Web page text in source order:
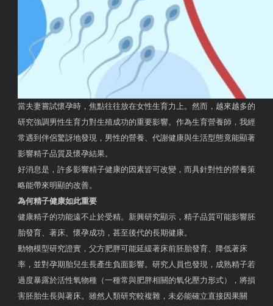
當夫妻嘗試懷孕時，焦點往往放在女性生育力上。然而，越來越多的
研究強調男性生育力對生殖成功的重要影響。作為生育營養師，我經
常遇到伴侶驚訝地發現，男性的營養、代謝健康與生活型態竟能顯著
影響精子品質及懷孕結果。
好消息是，許多影響精子健康的因素皆可改變，而具針對性的營養策
略能帶來明顯的改善。
為何精子健康如此重要
健康精子的功能遠不止於受精。新興研究顯示，精子品質可能影響胚
胎發育、著床、懷孕成功，甚至後代的長期健康。
動物模型研究證實，父方肥胖可能延緩著床前胚胎發育、降低著床
率，並對孕期胎兒生長產生負面影響。研究人員也發現，成熟精子若
過度暴露於活性氧物種（一種常與肥胖相關的氧化壓力形式），將損
害胚胎生長與著床。雖然人類研究較複雜，未必能確立直接因果關